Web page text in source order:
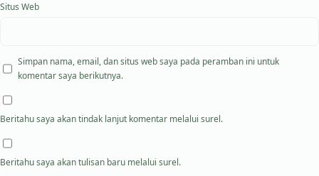
Situs Web
Simpan nama, email, dan situs web saya pada peramban ini untuk
komentar saya berikutnya.
Beritahu saya akan tindak lanjut komentar melalui surel.
Beritahu saya akan tulisan baru melalui surel.